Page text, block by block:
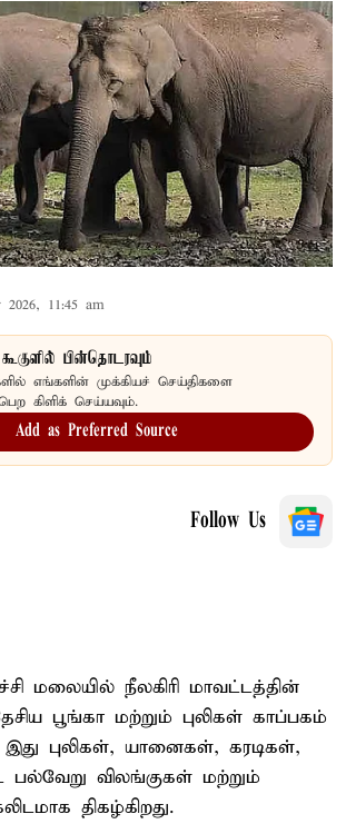
11:45 am
பின்தொடரவும்
எங்களின் முக்கியச் செய்திகளை
கிளிக் செய்யவும்.
Add as Preferred Source
Follow Us
மலையில் நீலகிரி மாவட்டத்தின்
பூங்கா மற்றும் புலிகள் காப்பகம்
புலிகள், யானைகள், கரடிகள்,
விலங்குகள் மற்றும்
திகழ்கிறது.